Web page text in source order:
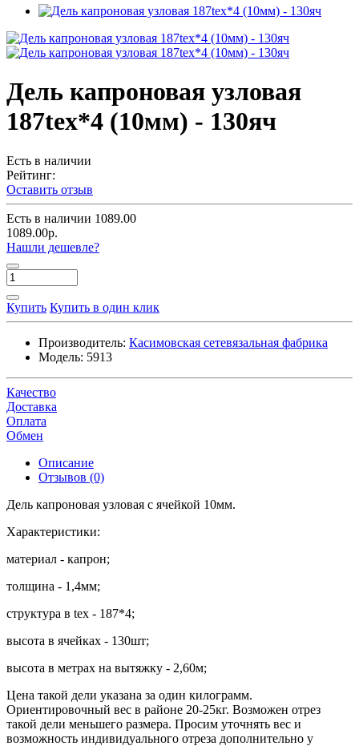
Дель капроновая узловая
187tex*4 (10мм) - 130яч
Есть в наличии
Рейтинг:
Оставить отзыв
Есть в наличии 1089.00
1089.00р.
Нашли дешевле?
Купить Купить в один клик
Производитель: Касимовская сетевязальная фабрика
Модель: 5913
Качество
Доставка
Оплата
Обмен
Описание
Отзывов (0)
Дель капроновая узловая с ячейкой 10мм.
Характеристики:
материал - капрон;
толщина - 1,4мм;
структура в tex - 187*4;
высота в ячейках - 130шт;
высота в метрах на вытяжку - 2,60м;
Цена такой дели указана за один килограмм.
Ориентировочный вес в районе 20-25кг. Возможен отрез
такой дели меньшего размера. Просим уточнять вес и
возможность индивидуального отреза дополнительно у